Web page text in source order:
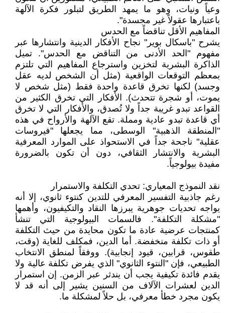
وعياً ونيات، وهو ما يمهد الطريق لتبلور فكرة الآلهة
باعتبارها عقولاً غير مجسدة".
المفاهيم الأقل تناقضاً مع الحدس
يشرح "باسكال بوير" نجاح الأفكار الدينية وانتشارها عبر
مفهوم "الحد الأدنى من التناقض مع الحدس". تميل
الذاكرة البشرية لتخزين واسترجاع المفاهيم التي تلتزم
بمعظم التوقعات الواقعية (مثل أن الشخص لديه عقل
وجسد) لكنها تخرق قاعدة واحدة فقط (مثل شخص لا
يموت، أو شجرة تتحدث). الأفكار التي تخرق الكثير من
القواعد تبدو غريبة جداً ولا تُصدق، والأفكار التي لا تخرق
أي قاعدة تبدو عادية ومملة. تقع الآلهة والأرواح في هذه
"المنطقة الذهبية" الوسطى، مما يجعلها "فيروسات
عقلية" ناجحة جداً في الاستحواذ على الموارد المعرفية
البشرية والانتشار الثقافي، دون أن تكون بالضرورة
مفيدة بيولوجياً.
نقد النموذج المعياري: تحدي التكلفة والاستمرار
رغم جاذبية التفسير المعرفي للتدين كنتوء ثانوي، إلا أنه
يواجه تحديات جوهرية يبرزها النقاد والتكيفيون، وأهمها
"مشكلة التكلفة". فالسمات البيولوجية التي تنشأ
كمنتجات عرضية عادة ما تكون محايدة من حيث التكلفة
أو ذات تكلفة منخفضة. أما الدين، فمكلف للغاية (وقت،
طقوس، قرابين، قيود إنجابية). ووفقاً لمنطق الانتخاب
الطبيعي، فإن "النتوء الثانوي" الذي يفرض تكلفة عالية ولا
يقدم فائدة تكيفية يجب أن يندثر عبر الزمن. إن استمرار
الدين لعشرات الآلاف من السنين يشير إلى أنه قد لا
يكون مجرد خطأ معرفي، بل حلاً لمشكلة ما.